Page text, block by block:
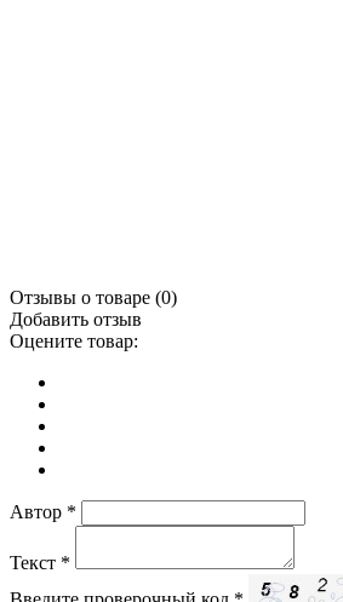
Отзывы о товаре (0)
Добавить отзыв
Оцените товар:
Автор *
Текст *